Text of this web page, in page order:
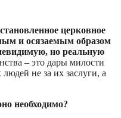
церковное
и осязаемым образом
но реальную
– это дары милости
не за их заслуги, а
необходимо?